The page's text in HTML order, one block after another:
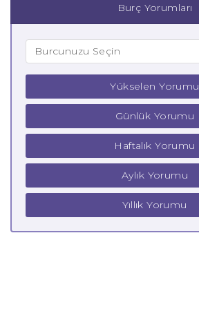
Burç Yorumları
Yükselen Yorumu
Günlük Yorumu
Haftalık Yorumu
Aylık Yorumu
Yıllık Yorumu